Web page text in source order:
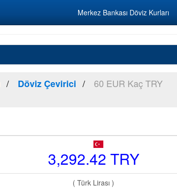
Merkez Bankası Döviz Kurları
Döviz Çevirici
60 EUR Kaç TRY
3,292.42 TRY
( Türk Lirası )